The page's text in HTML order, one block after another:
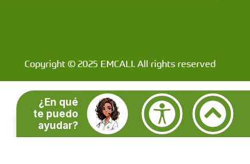
¿En qué
te puedo
ayudar?
Copyright © 2025 EMCALI. All rights reserved